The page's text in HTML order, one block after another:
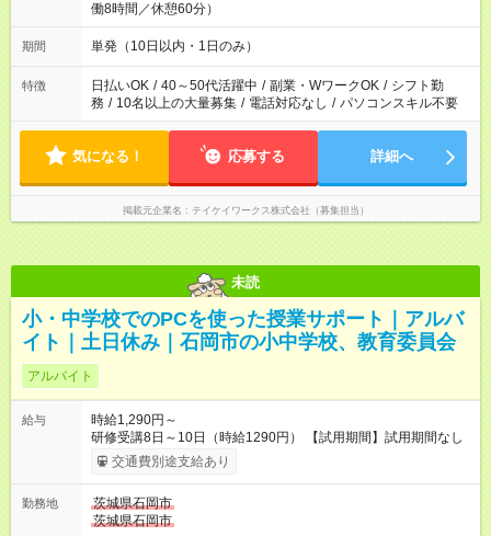
働8時間／休憩60分）
期間 単発（10日以内・1日のみ）
特徴 日払いOK / 40～50代活躍中 / 副業・WワークOK / シフト勤
務 / 10名以上の大量募集 / 電話対応なし / パソコンスキル不要
気になる！ 応募する 詳細へ
掲載元企業名 テイケイワークス株式会社（募集担当）
未読
小・中学校でのPCを使った授業サポート｜アルバ
イト｜土日休み｜石岡市の小中学校、教育委員会
アルバイト
給与
時給1,290円～
研修受講8日～10日（時給1290円） 【試用期間】試用期間なし
交通費別途支給あり
勤務地
茨城県石岡市
茨城県石岡市